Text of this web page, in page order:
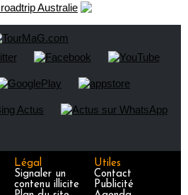
Légal
Signaler un
contenu illicite
Utiles
Contact
Publicité